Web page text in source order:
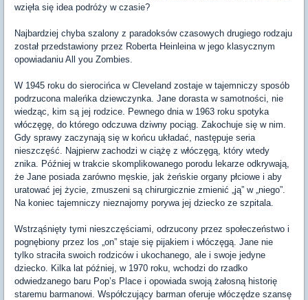
wzięła się idea podróży w czasie?
Najbardziej chyba szalony z paradoksów czasowych drugiego rodzaju
został przedstawiony przez Roberta Heinleina w jego klasycznym
opowiadaniu All you Zombies.
W 1945 roku do sierocińca w Cleveland zostaje w tajemniczy sposób
podrzucona maleńka dziewczynka. Jane dorasta w samotności, nie
wiedząc, kim są jej rodzice. Pewnego dnia w 1963 roku spotyka
włóczęgę, do którego odczuwa dziwny pociąg. Zakochuje się w nim.
Gdy sprawy zaczynają się w końcu układać, następuje seria
nieszczęść. Najpierw zachodzi w ciążę z włóczęgą, który wtedy
znika. Później w trakcie skomplikowanego porodu lekarze odkrywają,
że Jane posiada zarówno męskie, jak żeńskie organy płciowe i aby
uratować jej życie, zmuszeni są chirurgicznie zmienić „ją” w „niego”.
Na koniec tajemniczy nieznajomy porywa jej dziecko ze szpitala.
Wstrząśnięty tymi nieszczęściami, odrzucony przez społeczeństwo i
pognębiony przez los „on” staje się pijakiem i włóczęgą. Jane nie
tylko straciła swoich rodziców i ukochanego, ale i swoje jedyne
dziecko. Kilka lat później, w 1970 roku, wchodzi do rzadko
odwiedzanego baru Pop’s Place i opowiada swoją żałosną historię
staremu barmanowi. Współczujący barman oferuje włóczędze szansę